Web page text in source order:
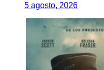
5 agosto, 2026